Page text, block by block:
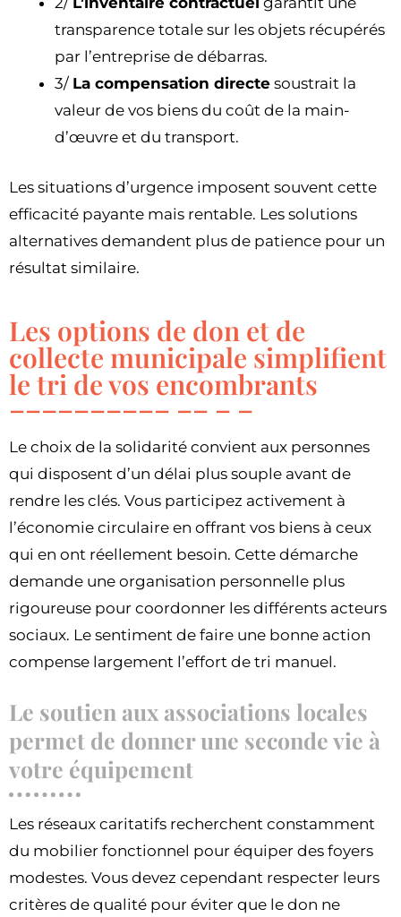
transparence totale sur les objets récupérés
par l’entreprise de débarras.
3/ La compensation directe soustrait la
valeur de vos biens du coût de la main-
d’œuvre et du transport.
Les situations d’urgence imposent souvent cette
efficacité payante mais rentable. Les solutions
alternatives demandent plus de patience pour un
résultat similaire.
Les options de don et de
collecte municipale simplifient
le tri de vos encombrants
Le choix de la solidarité convient aux personnes
qui disposent d’un délai plus souple avant de
rendre les clés. Vous participez activement à
l’économie circulaire en offrant vos biens à ceux
qui en ont réellement besoin. Cette démarche
demande une organisation personnelle plus
rigoureuse pour coordonner les différents acteurs
sociaux. Le sentiment de faire une bonne action
compense largement l’effort de tri manuel.
Le soutien aux associations locales
permet de donner une seconde vie à
votre équipement
Les réseaux caritatifs recherchent constamment
du mobilier fonctionnel pour équiper des foyers
modestes. Vous devez cependant respecter leurs
critères de qualité pour éviter que le don ne